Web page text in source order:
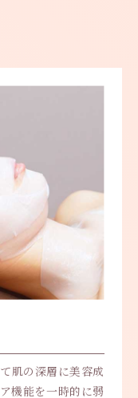
肌の深層に美容成
機能を一時的に弱